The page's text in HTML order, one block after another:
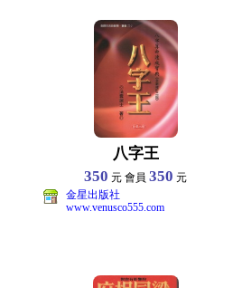
八字王
350 元 會員350 元
金星出版社
www.venusco555.com